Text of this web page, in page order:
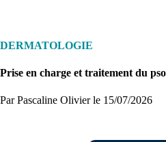
DERMATOLOGIE
Prise en charge et traitement du
Par Pascaline Olivierle 15/07/2026